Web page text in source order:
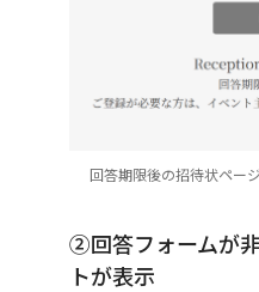
回答期限後の招待状ペー
②回答フォームが
トが表示